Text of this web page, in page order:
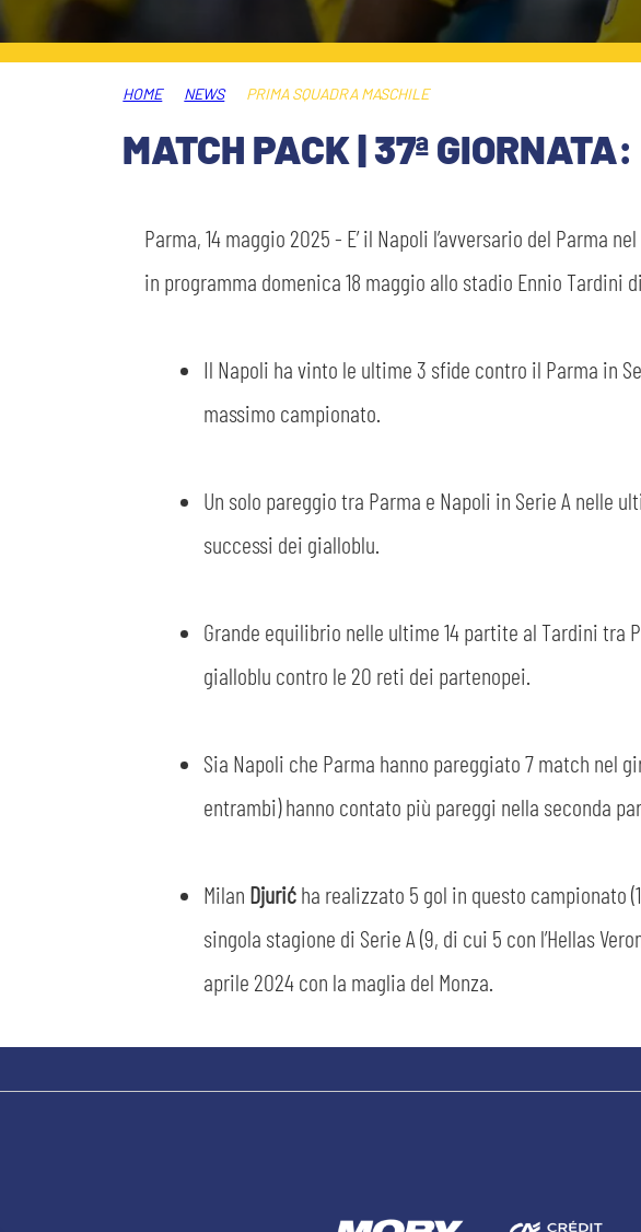
STORE
MUSEO
LAVORA CON NOI
PLAY GREEN
HOME NEWS PRIMA SQUADRA MASCHILE
MATCH PACK | 37ª
Parma, 14 maggio 2025 - E’ il Napoli l’avversario del
in programma domenica 18 maggio allo stadio Ennio Tardini
Il Napoli ha vinto le ultime 3 sfide contro il Parma in
massimo campionato.
Un solo pareggio tra Parma e Napoli in Serie A nelle
successi dei gialloblu.
Grande equilibrio nelle ultime 14 partite al Tardini tra
gialloblu contro le 20 reti dei partenopei.
Sia Napoli che Parma hanno pareggiato 7 match nel
entrambi) hanno contato più pareggi nella seconda
Milan Djurićha realizzato 5 gol in questo campionato
singola stagione di Serie A (9, di cui 5 con l’Hellas
aprile 2024 con la maglia del Monza.